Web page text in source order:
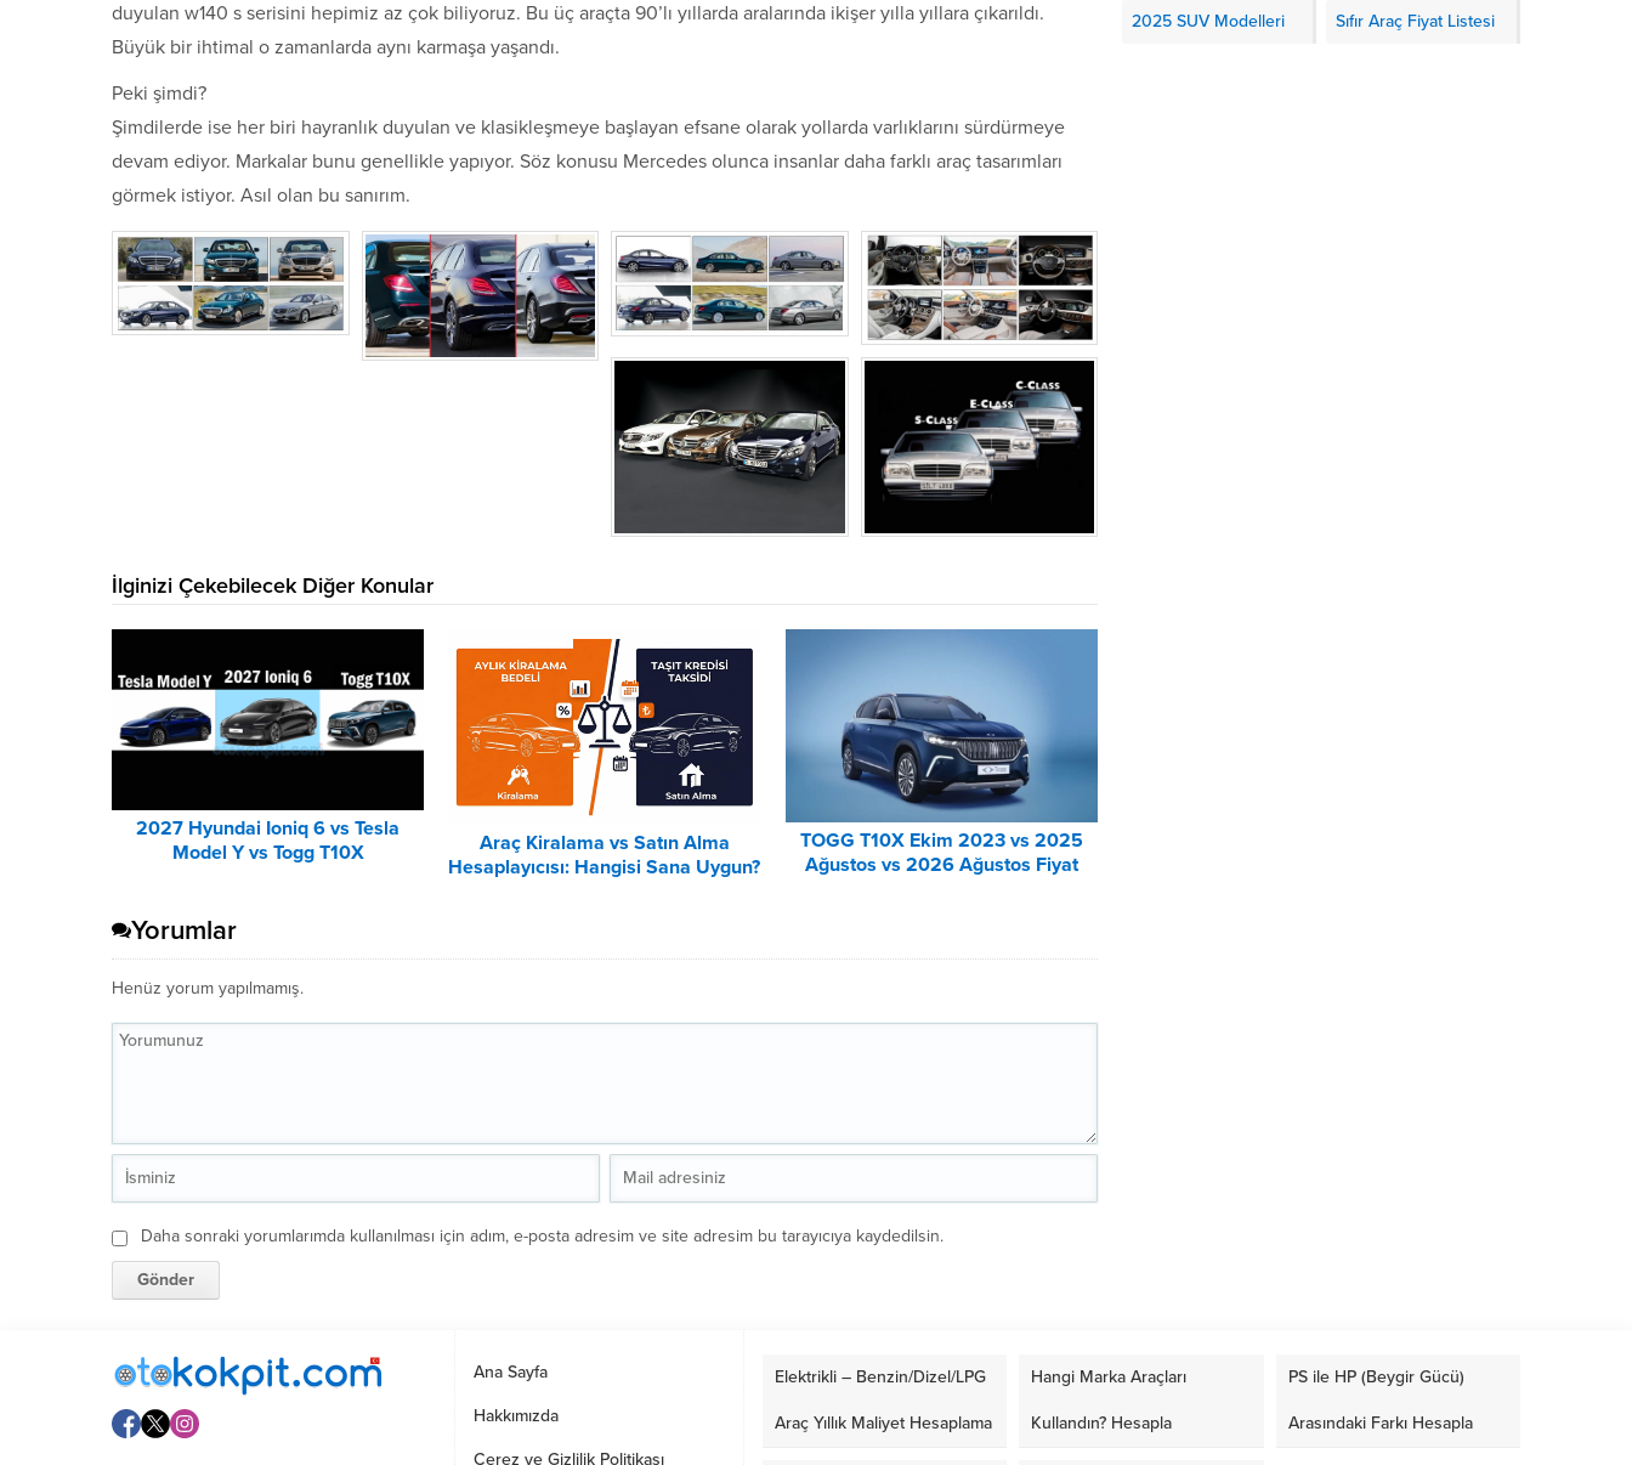
duyulan w140 s serisini hepimiz az çok biliyoruz. Bu üç araçta 90’lı yıllarda aralarında ikişer yılla yıllara çıkarıldı.
Büyük bir ihtimal o zamanlarda aynı karmaşa yaşandı.
Peki şimdi?
Şimdilerde ise her biri hayranlık duyulan ve klasikleşmeye başlayan efsane olarak yollarda varlıklarını sürdürmeye
devam ediyor. Markalar bunu genellikle yapıyor. Söz konusu Mercedes olunca insanlar daha farklı araç tasarımları
görmek istiyor. Asıl olan bu sanırım.
İlginizi Çekebilecek Diğer Konular
2027 Hyundai Ioniq 6 vs Tesla
Model Y vs Togg T10X
Araç Kiralama vs Satın Alma
Hesaplayıcısı: Hangisi Sana Uygun?
TOGG T10X Ekim 2023 vs 2025
Ağustos vs 2026 Ağustos Fiyat
Yorumlar
Henüz yorum yapılmamış.
Daha sonraki yorumlarımda kullanılması için adım, e-posta adresim ve site adresim bu tarayıcıya kaydedilsin.
2025 SUV Modelleri Sıfır Araç Fiyat Listesi
Ana Sayfa
Hakkımızda
Çerez ve Gizlilik Politikası
Elektrikli – Benzin/Dizel/LPG
Araç Yıllık Maliyet Hesaplama
Hangi Marka Araçları
Kullandın? Hesapla
PS ile HP (Beygir Gücü)
Arasındaki Farkı Hesapla